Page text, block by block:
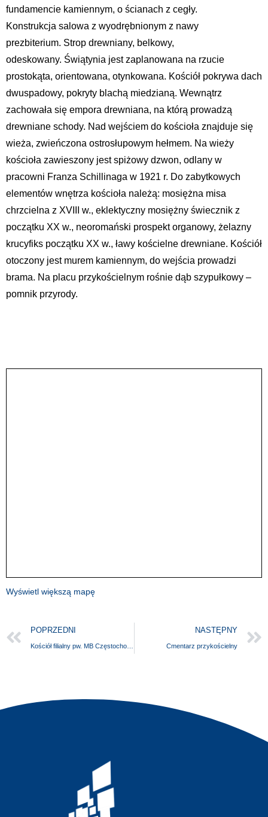
fundamencie kamiennym, o ścianach z cegły.
Konstrukcja salowa z wyodrębnionym z nawy
prezbiterium. Strop drewniany, belkowy,
odeskowany. Świątynia jest zaplanowana na rzucie
prostokąta, orientowana, otynkowana. Kościół pokrywa dach
dwuspadowy, pokryty blachą miedzianą. Wewnątrz
zachowała się empora drewniana, na którą prowadzą
drewniane schody. Nad wejściem do kościoła znajduje się
wieża, zwieńczona ostrosłupowym hełmem. Na wieży
kościoła zawieszony jest spiżowy dzwon, odlany w
pracowni Franza Schillinaga w 1921 r. Do zabytkowych
elementów wnętrza kościoła należą: mosiężna misa
chrzcielna z XVIII w., eklektyczny mosiężny świecznik z
początku XX w., neoromański prospekt organowy, żelazny
krucyfiks początku XX w., ławy kościelne drewniane. Kościół
otoczony jest murem kamiennym, do wejścia prowadzi
brama. Na placu przykościelnym rośnie dąb szypułkowy –
pomnik przyrody.
Wyświetl większą mapę
POPRZEDNI NASTĘPNY
Cmentarz przykościelny